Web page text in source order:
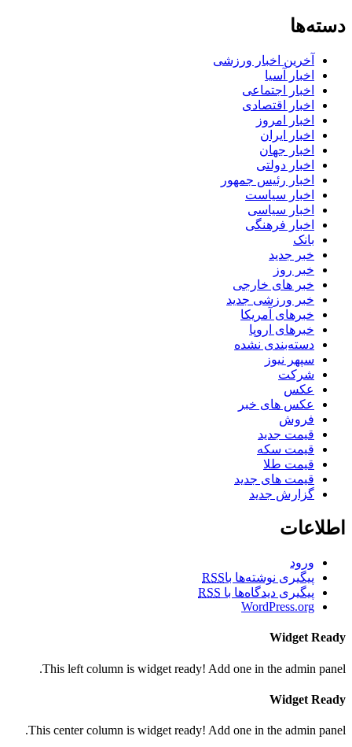
دسته‌ها
آخرین اخبار ورزشی
اخبار آسیا
اخبار اجتماعی
اخبار اقتصادی
اخبار امروز
اخبار ایران
اخبار جهان
اخبار دولتی
اخبار رئیس جمهور
اخبار سیاست
اخبار سیاسی
اخبار فرهنگی
بانک
خبر جدید
خبر روز
خبر های خارجی
خبر ورزشی جدید
خبرهای آمریکا
خبرهای اروپا
دسته‌بندی نشده
سپهر نیوز
شرکت
عکس
عکس های خبر
فروش
قیمت جدید
قیمت سکه
قیمت طلا
قیمت های جدید
گزارش جدید
اطلاعات
ورود
پیگیری نوشته‌ها باRSS
پیگیری دیدگاه‌ها با RSS
WordPress.org
Widget Ready
This left column is widget ready! Add one in the admin panel.
Widget Ready
This center column is widget ready! Add one in the admin panel.